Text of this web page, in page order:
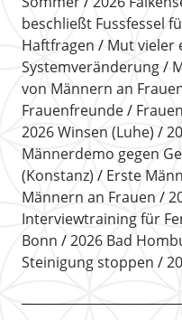
beschließt Fussfessel
Haftfragen
Mut vieler
Systemveränderung
von Männern an
Frauenfreunde
2026 Winsen (Luhe)
Männerdemo gegen
(Konstanz)
Erste
Männern an Frauen
Interviewtraining für
Bonn
2026 Bad
Steinigung stoppen